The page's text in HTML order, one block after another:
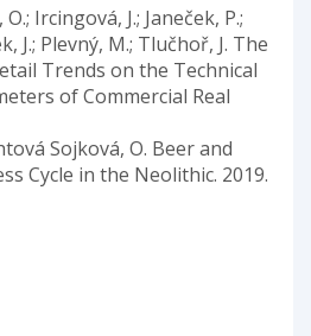
Ircingová, J.; Janeček, P.;
J.; Plevný, M.; Tlučhoř, J. The
Trends on the Technical
of Commercial Real
Sojková, O. Beer and
Cycle in the Neolithic. 2019.